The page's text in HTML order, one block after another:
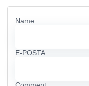
Name:
E-POSTA: